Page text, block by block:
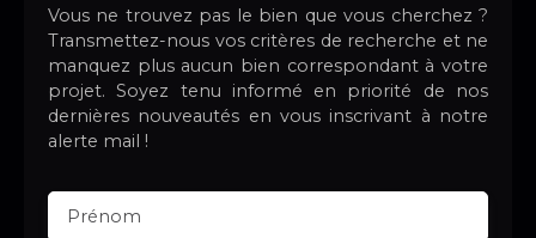
Vous ne trouvez pas le bien que vous cherchez ?
Transmettez-nous vos critères de recherche et ne
manquez plus aucun bien correspondant à votre
projet. Soyez tenu informé en priorité de nos
dernières nouveautés en vous inscrivant à notre
alerte mail !
Prénom